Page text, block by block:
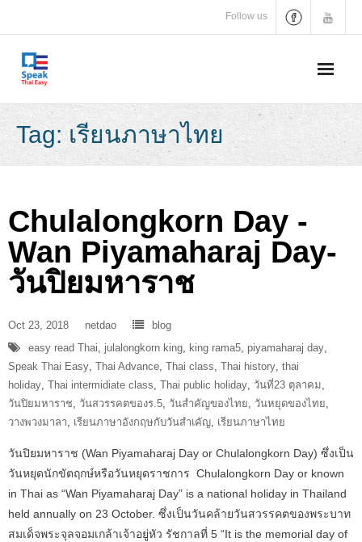
content
Follow us
Tag: เรียนภาษาไทย
Chulalongkorn Day -
Wan Piyamaharaj Day-
วันปิยมหาราช
Oct 23, 2018 netdao
blog
easy read Thai, julalongkorn king, king rama5, piyamaharaj day,
Speak Thai Easy, Thai Advance, Thai class, Thai history, thai
holiday, Thai intermidiate class, Thai public holiday, วันที่23 ตุลาคม,
วันปิยมหาราช, วันสวรรคตของร.5, วันสำคัญของไทย, วันหยุดของไทย,
วางพวงมาลา, เรียนภาษาอังกฤษกับวันสำเคัญ, เรียนภาษาไทย
วันปิยมหาราช (Wan Piyamaharaj Day or Chulalongkorn Day) ซึ่งเป็น
วันหยุดนักขัตฤกษ์หรือวันหยุดราชการ Chulalongkorn Day or known
in Thai as “Wan Piyamaharaj Day” is a national holiday in Thailand
held annually on 23 October. ซึ่งเป็นวันคล้ายวันสวรรคตของพระบาท
สมเด็จพระจุลจอมเกล้าเจ้าอยู่หัว รัชกาลที่ 5 “It is the memorial day of